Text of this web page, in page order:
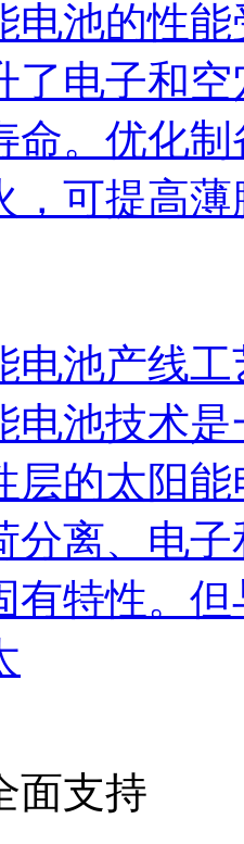
电池的性
了电子和
命。优化
，可提高
电池产线
电池技术
层的太阳
分离、电
有特性。
面支持